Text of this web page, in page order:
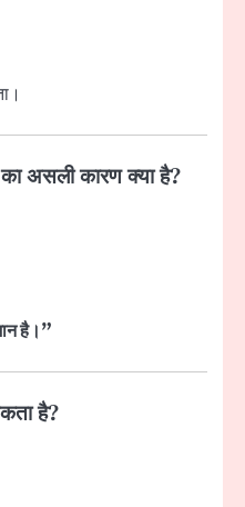
असली कारण क्या है?
है।”
है?